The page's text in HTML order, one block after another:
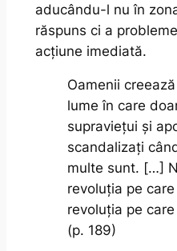
aducându-l nu în
răspuns ci a
acțiune imediată.
Oamenii
lume în care
supraviețui și
scandalizați
multe sunt. […]
revoluția pe
revoluția pe
(p. 189)